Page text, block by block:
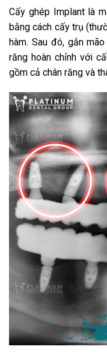
Cấy ghép Implant là
bằng cách cấy trụ
hàm. Sau đó, gắn
răng hoàn chỉnh với
gồm cả chân răng và